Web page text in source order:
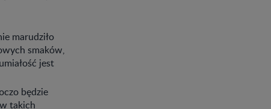
marudziło
smaków,
jest
będzie
takich